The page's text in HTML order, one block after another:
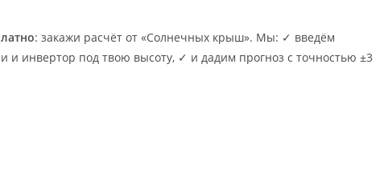
: закажи расчёт от «Солнечных крыш». Мы: ✓ введём
и инвертор под твою высоту, ✓ и дадим прогноз с точностью ±3